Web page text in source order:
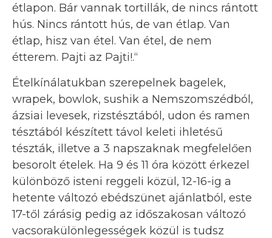
étlapon. Bár vannak tortillák, de nincs rántott
hús. Nincs rántott hús, de van étlap. Van
étlap, hisz van étel. Van étel, de nem
étterem. Pajti az Pajti!.“
Ételkínálatukban szerepelnek bagelek,
wrapek, bowlok, sushik a Nemszomszédból,
ázsiai levesek, rizstésztából, udon és ramen
tésztából készített távol keleti ihletésű
tészták, illetve a 3 napszaknak megfelelően
besorolt ételek. Ha 9 és 11 óra között érkezel
különböző isteni reggeli közül, 12-16-ig a
hetente változó ebédszünet ajánlatból, este
17-től zárásig pedig az időszakosan változó
vacsorakülönlegességek közül is tudsz